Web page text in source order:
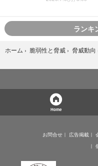
ランキ
ホーム › 脆弱性と脅威 › 脅威動向
Home
お問合せ 広告掲載